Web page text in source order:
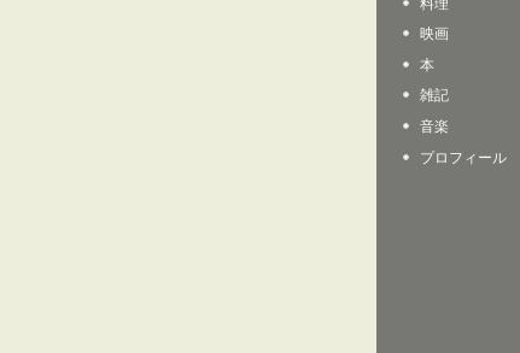
映画
本
雑記
音楽
プロフィール